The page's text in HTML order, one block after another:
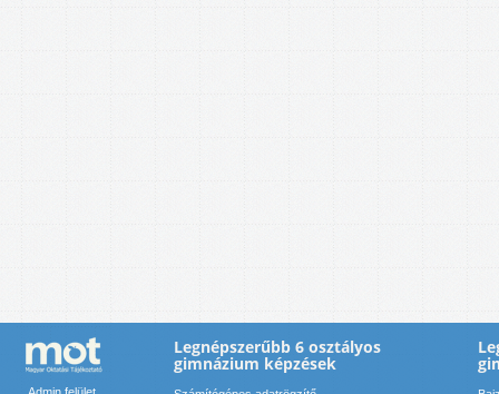
Legnépszerűbb 6 osztályos
gimnázium képzések